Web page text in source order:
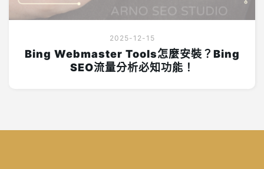
2025-12-15
Bing Webmaster Tools怎麼安裝？Bing
SEO流量分析必知功能！